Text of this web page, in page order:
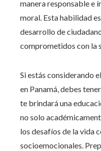
manera responsable e
moral. Esta habilidad
desarrollo de
comprometidos con la
Si estás considerando el
en Panamá, debes
te brindará una
no solo
los desafíos de la vida
socioemocionales.